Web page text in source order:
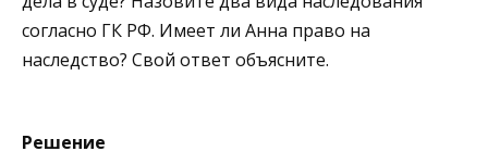
согласно ГК РФ. Имеет ли Анна право на
наследство? Свой ответ объясните.
Решение